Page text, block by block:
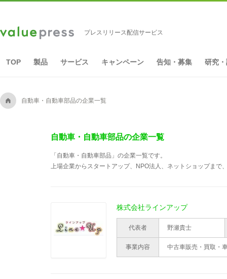
プレスリリース配信サービス
TOP 製品 サービス キャンペーン 告知・募集 研究
A 自動車・自動車部品の企業一覧
自動車・自動車部品の企業一覧
「自動車・自動車部品」の企業一覧です。
上場企業からスタートアップ、NPO法人、ネットショップま
株式会社ラインアップ
代表者 野瀬貴士
事業内容 中古車販売・買取・